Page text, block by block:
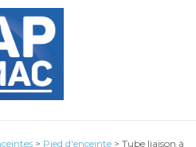
> Pied d'enceinte > Tube liaison à